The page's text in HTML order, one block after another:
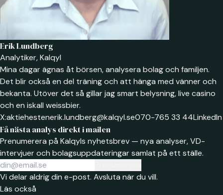
Erik Lundberg
Analytiker, Kalqyl
Mina dagar ägnas åt börsen, analysera bolag och familjen.
Det blir också en del träning och att hänga med vänner och
bekanta. Utöver det så gillar jag smart belysning, live casino
och en iskall weissbier.
X:aktiehestenerik.lundberg@kalqyl.se070-765 33 44LinkedIn
Få nästa analys direkt i mailen
Prenumerera på Kalqyls nyhetsbrev — nya analyser, VD-
intervjuer och bolagsuppdateringar samlat på ett ställe.
Vi delar aldrig din e-post. Avsluta när du vill.
Läs också